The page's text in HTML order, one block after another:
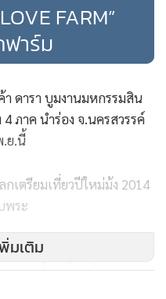
ฟาร์ม) ซึ่งเป็นฟาร์มผักปลอด
ไร่ ตั้งอยู่ในพื้นที่ตำบล
ะจัดจำหน่ายภายใต้แบรนด์
มีหลายชนิด อาทิ ผัดคอส มิต
โตเกียว โขมขาว ผักขึ้นฉ่าย
ครอต ถั่วลันเตา พริก มัน
กมาย
เป็นขั้นตอน โดยจะเริ่มเก็บ
ไว้ในห้องเย็นที่ควบคุม
FARM”
ฟาร์ม
ดารา บูมงานมหกรรมสิน
ภาค นำร่อง จ.นครสวรรค์
ย.นี้
กเตรียมเที่ยวปีใหม่ม้ง 2014
พระ
สอ.คนใหม่ลั่นแก้ปมหน่วย
มเติม